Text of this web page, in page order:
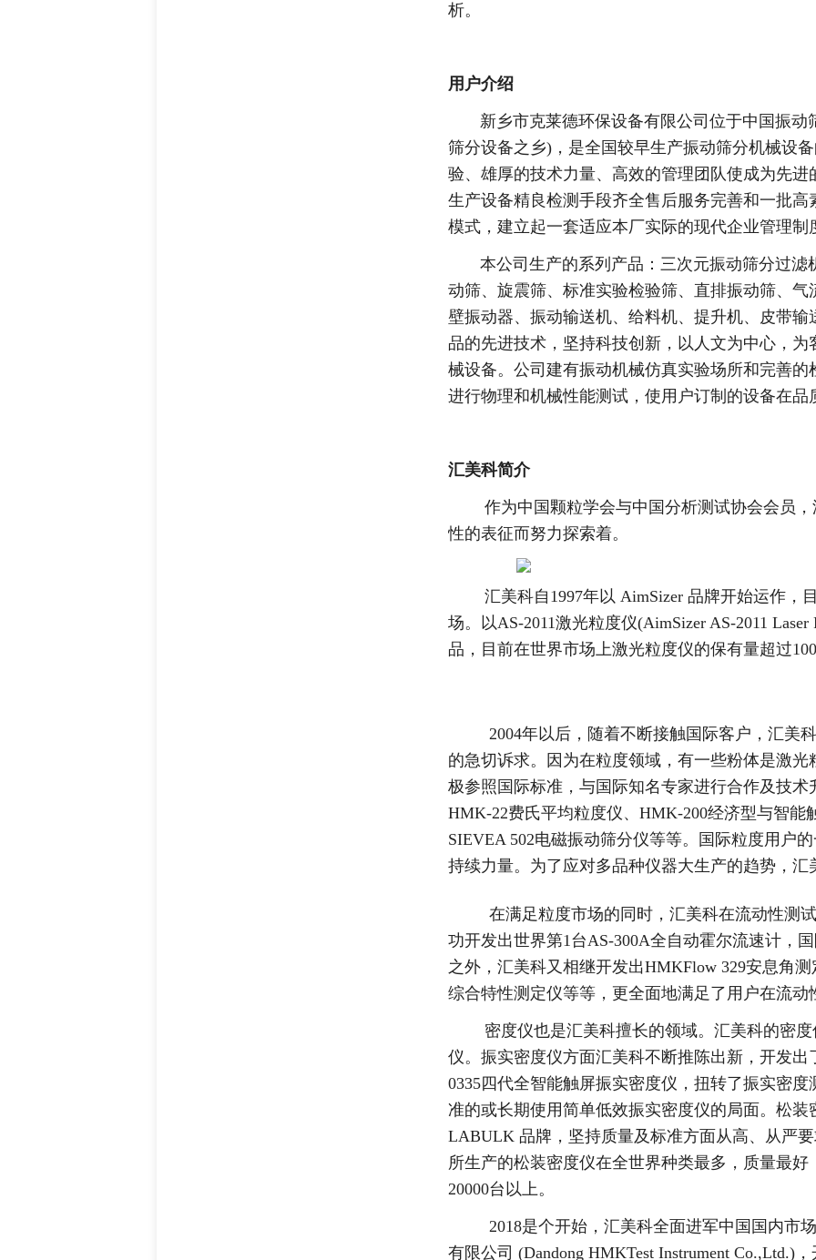
析。
用户介绍
新乡市克莱德环保设备有限公司位于中国振动
筛分设备之乡)，是全国较早生产振动筛分机械设
验、雄厚的技术力量、高效的管理团队使成为先
生产设备精良检测手段齐全售后服务完善和一批
模式，建立起一套适应本厂实际的现代企业管理制
本公司生产的系列产品：三次元振动筛分过滤
动筛、旋震筛、标准实验检验筛、直排振动筛、
壁振动器、振动输送机、给料机、提升机、皮带
品的先进技术，坚持科技创新，以人文为中心，
械设备。公司建有振动机械仿真实验场所和完善
进行物理和机械性能测试，使用户订制的设备在品
汇美科简介
作为中国颗粒学会与中国分析测试协会会员，
性的表征而努力探索着。
汇美科自1997年以 AimSizer 品牌开始运作，
场。以AS-2011激光粒度仪(AimSizer AS-2011
品，目前在世界市场上激光粒度仪的保有量超过
2004年以后，随着不断接触国际客户，汇美科
的急切诉求。因为在粒度领域，有一些粉体是激
极参照国际标准，与国际知名专家进行合作及技
HMK-22费氏平均粒度仪、HMK-200经济型与智能
SIEVEA 502电磁振动筛分仪等等。国际粒度用户
持续力量。为了应对多品种仪器大生产的趋势，汇
在满足粒度市场的同时，汇美科在流动性测试
功开发出世界第1台AS-300A全自动霍尔流速计，
之外，汇美科又相继开发出HMKFlow 329安息角
综合特性测定仪等等，更全面地满足了用户在流动
密度仪也是汇美科擅长的领域。汇美科的密度
仪。振实密度仪方面汇美科不断推陈出新，开发
0335四代全智能触屏振实密度仪，扭转了振实密
准的或长期使用简单低效振实密度仪的局面。松装
LABULK 品牌，坚持质量及标准方面从高、从严
所生产的松装密度仪在全世界种类最多，质量最
20000台以上。
2018是个开始，汇美科全面进军中国国内市场
有限公司 (Dandong HMKTest Instrument Co.,Ltd.)